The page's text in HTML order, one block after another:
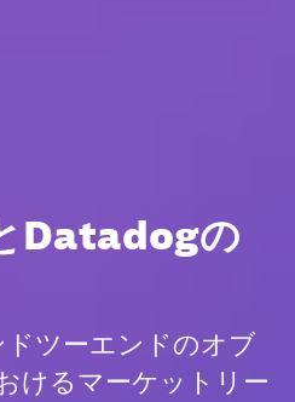
Datadogの
ツーエンドのオブ
けるマーケットリー